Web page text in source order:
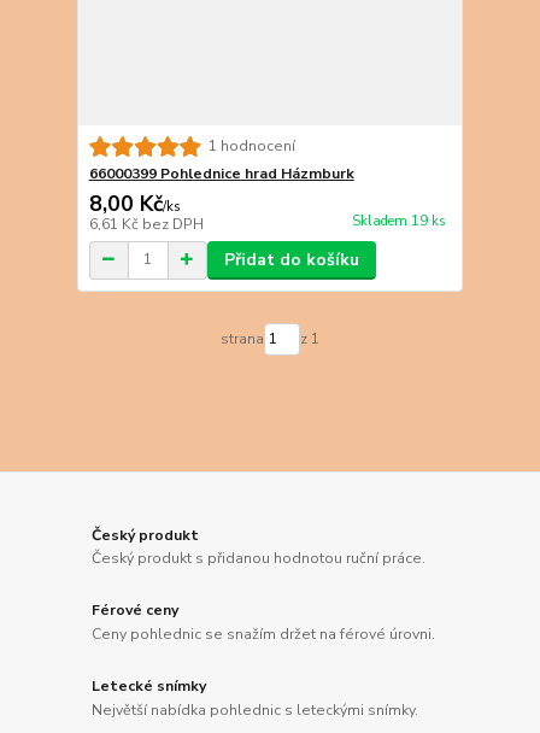
1 hodnocení
66000399 Pohlednice hrad Házmburk
8,00 Kč/ks
6,61 Kč bez DPH Skladem 19 ks
Přidat do košíku
strana z 1
Český produkt
Český produkt s přidanou hodnotou ruční práce.
Férové ceny
Ceny pohlednic se snažím držet na férové úrovni.
Letecké snímky
Největší nabídka pohlednic s leteckými snímky.